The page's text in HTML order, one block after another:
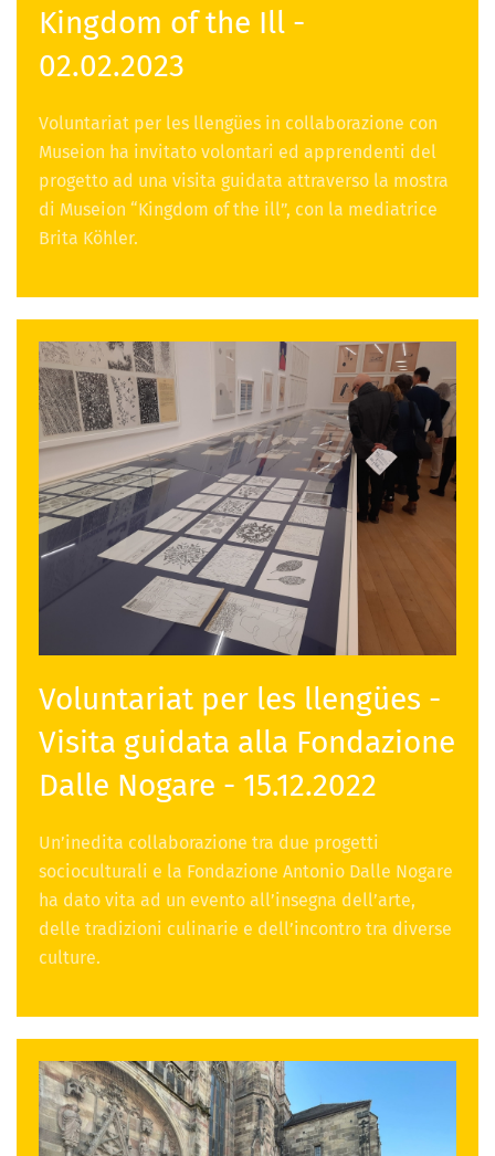
Kingdom of the Ill -
02.02.2023
Voluntariat per les llengües in collaborazione con
Museion ha invitato volontari ed apprendenti del
progetto ad una visita guidata attraverso la mostra
di Museion “Kingdom of the ill”, con la mediatrice
Brita Köhler.
Voluntariat per les llengües -
Visita guidata alla Fondazione
Dalle Nogare - 15.12.2022
Un’inedita collaborazione tra due progetti
socioculturali e la Fondazione Antonio Dalle Nogare
ha dato vita ad un evento all’insegna dell’arte,
delle tradizioni culinarie e dell’incontro tra diverse
culture.